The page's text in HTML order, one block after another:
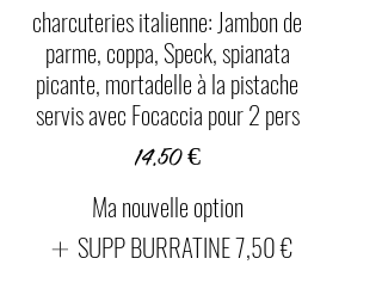
charcuteries italienne: Jambon de
parme, coppa, Speck, spianata
picante, mortadelle à la pistache
servis avec Focaccia pour 2 pers
14,50 €
Ma nouvelle option
SUPP BURRATINE7,50 €